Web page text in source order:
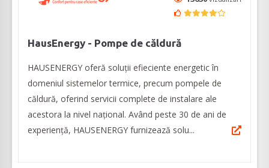
HausEnergy - Pompe de căldură
HAUSENERGY oferă soluții efieciente energetic în
domeniul sistemelor termice, precum pompele de
căldură, oferind servicii complete de instalare ale
acestora la nivel național. Având peste 30 de ani de
experiență, HAUSENERGY furnizează solu...